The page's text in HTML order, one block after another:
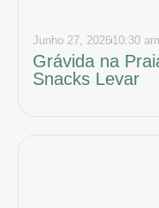
Junho 27, 202610:30 am
Grávida na
Snacks Levar